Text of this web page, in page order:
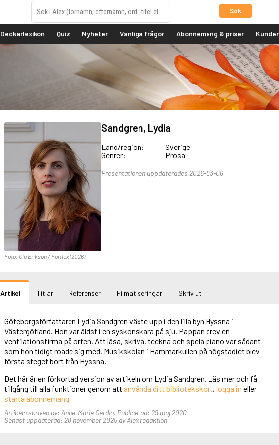
Sök
Deckarlexikon Quiz Nyheter Vanliga frågor Abonnemang & priser Kunder
Foto: Ola Erikson / Forflex (2026)
Sandgren, Lydia
Land/region:
Sverige
Genrer:
Prosa
Presentationen uppdaterades 2026-03-06
Artikel Titlar Referenser Filmatiseringar Skriv ut
Göteborgsförfattaren Lydia Sandgren växte upp i den lilla byn Hyssna i
Västergötland. Hon var äldst i en syskonskara på sju. Pappan drev en
ventilationsfirma på orten. Att läsa, skriva, teckna och spela piano var sådant
som hon tidigt roade sig med. Musikskolan i Hammarkullen på högstadiet blev
första steget bort från Hyssna.
Det här är en förkortad version av artikeln om Lydia Sandgren. Läs mer och få
tillgång till alla funktioner genom att använda ditt bibliotekskort, logga in eller
starta abonnemang.
Artikeln skriven av: Anne-Marie Gerdin. Publicerad: 29 maj 2020
Senast uppdaterad: 20 november 2025 av Alex redaktion